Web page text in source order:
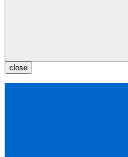
close